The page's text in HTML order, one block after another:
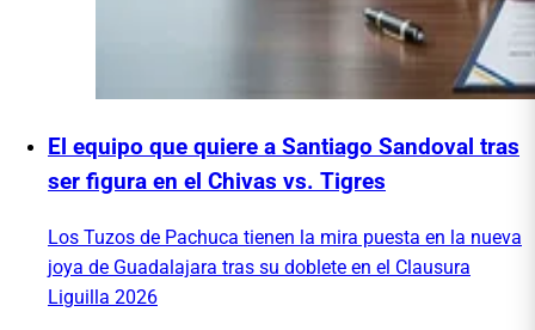
El equipo que quiere a Santiago Sandoval tras
ser figura en el Chivas vs. Tigres
Los Tuzos de Pachuca tienen la mira puesta en la nueva
joya de Guadalajara tras su doblete en el Clausura
Liguilla 2026